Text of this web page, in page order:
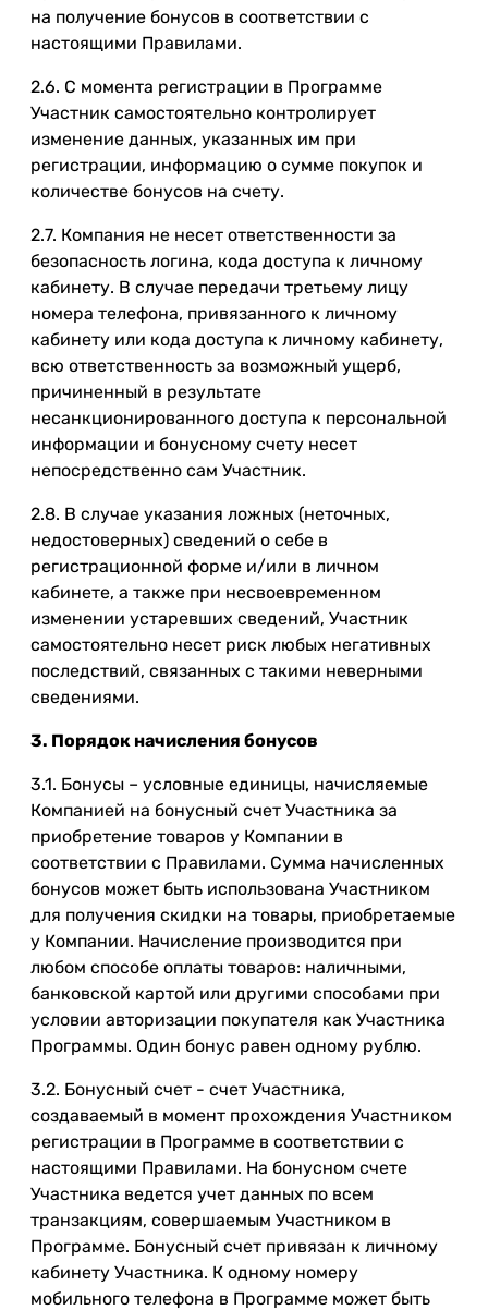
на получение бонусов в соответствии с
настоящими Правилами.
2.6. С момента регистрации в Программе
Участник самостоятельно контролирует
изменение данных, указанных им при
регистрации, информацию о сумме покупок и
количестве бонусов на счету.
2.7. Компания не несет ответственности за
безопасность логина, кода доступа к личному
кабинету. В случае передачи третьему лицу
номера телефона, привязанного к личному
кабинету или кода доступа к личному кабинету,
всю ответственность за возможный ущерб,
причиненный в результате
несанкционированного доступа к персональной
информации и бонусному счету несет
непосредственно сам Участник.
2.8. В случае указания ложных (неточных,
недостоверных) сведений о себе в
регистрационной форме и/или в личном
кабинете, а также при несвоевременном
изменении устаревших сведений, Участник
самостоятельно несет риск любых негативных
последствий, связанных с такими неверными
сведениями.
3. Порядок начисления бонусов
3.1. Бонусы – условные единицы, начисляемые
Компанией на бонусный счет Участника за
приобретение товаров у Компании в
соответствии с Правилами. Сумма начисленных
бонусов может быть использована Участником
для получения скидки на товары, приобретаемые
у Компании. Начисление производится при
любом способе оплаты товаров: наличными,
банковской картой или другими способами при
условии авторизации покупателя как Участника
Программы. Один бонус равен одному рублю.
3.2. Бонусный счет - счет Участника,
создаваемый в момент прохождения Участником
регистрации в Программе в соответствии с
настоящими Правилами. На бонусном счете
Участника ведется учет данных по всем
транзакциям, совершаемым Участником в
Программе. Бонусный счет привязан к личному
кабинету Участника. К одному номеру
мобильного телефона в Программе может быть